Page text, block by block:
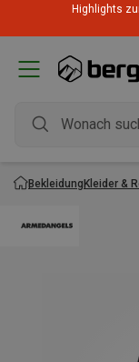
Highlights
BekleidungKleider &